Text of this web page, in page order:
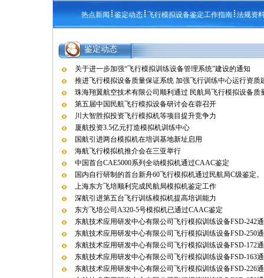
热点新闻 鉴定动态 飞行模拟设备鉴定工作指南 法规资
鉴定动态
关于进一步加强“飞行模拟训练设备管理系统”建设的通知
推进飞行模拟设备质量保证系统 加强飞行训练中心运行资质
珠海翔翼航空技术有限公司顺利通过 民航局飞行模拟设备质
第五届中国民航飞行模拟设备研讨会在蓉召开
川大智胜拟投资飞行模拟机等项目提升竞争力
厦航投资3.5亿元打造模拟机训练中心
国航引进两台模拟机在培训基地新址启用
海航飞行模拟机推介会在三亚举行
中国首台CAE5000系列全动模拟机通过CAAC鉴定
国内自行研制的首台新舟60飞行模拟机通过民航局C级鉴定。
上海东方飞培顺利完成民航局模拟机鉴定工作
深航引进第五台飞行训练模拟机提高培训能力
东方飞培公司A320-5号模拟机已通过CAAC鉴定
东航技术应用研发中心有限公司飞行模拟训练设备FSD-242
东航技术应用研发中心有限公司飞行模拟训练设备FSD-250
东航技术应用研发中心有限公司飞行模拟训练设备FSD-172
东航技术应用研发中心有限公司飞行模拟训练设备FSD-163
东航技术应用研发中心有限公司飞行模拟训练设备FSD-226